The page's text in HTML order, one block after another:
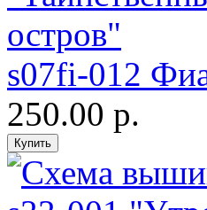
s07fi-012
250.00 р.